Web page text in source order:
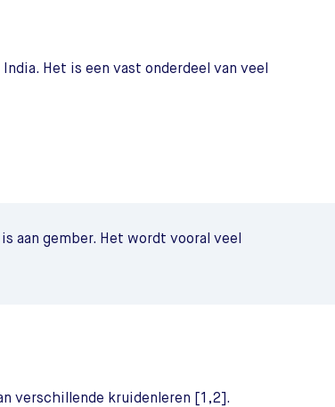
Het is een vast onderdeel van veel
aan gember. Het wordt vooral veel
verschillende kruidenleren [1,2].